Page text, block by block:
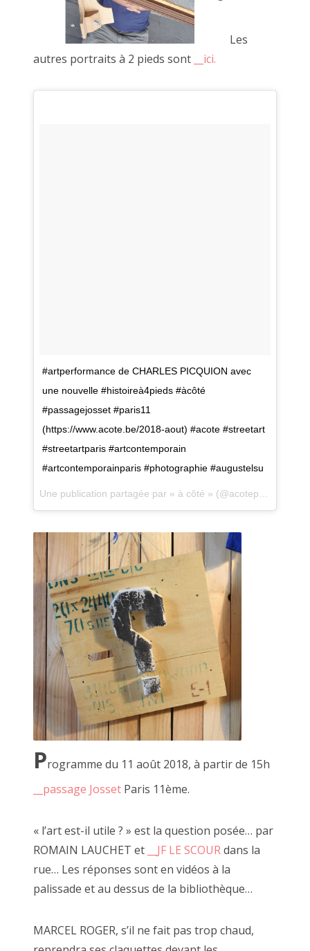
Les
autres portraits à 2 pieds sont
__ici.
#artperformance de CHARLES PICQUION avec
une nouvelle #histoireà4pieds #àcôté
#passagejosset #paris11
(https://www.acote.be/2018-aout) #acote #streetart
#streetartparis #artcontemporain
#artcontemporainparis #photographie #augustelsu
Une publication partagée par « à côté » (@acotepointbe) le
Programme du 11 août 2018, à partir de 15h
__passage Josset Paris 11ème.
« l’art est-il utile ? » est la question posée… par
ROMAIN LAUCHET et
__JF LE SCOURdans la
rue… Les réponses sont en vidéos à la
palissade et au dessus de la bibliothèque…
MARCEL ROGER, s’il ne fait pas trop chaud,
Alexandre Leroux, un ami. Nous avons
photos, de vidéos et d'objets.